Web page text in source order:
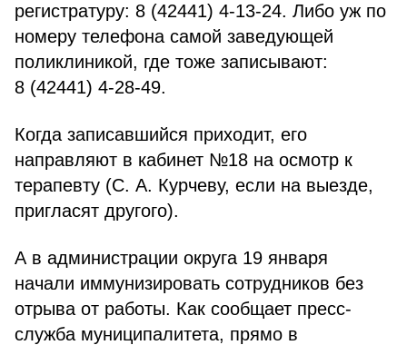
регистратуру: 8 (42441) 4-13-24. Либо уж по
номеру телефона самой заведующей
поликлиникой, где тоже записывают:
8 (42441) 4-28-49.
Когда записавшийся приходит, его
направляют в кабинет №18 на осмотр к
терапевту (С. А. Курчеву, если на выезде,
пригласят другого).
А в администрации округа 19 января
начали иммунизировать сотрудников без
отрыва от работы. Как сообщает пресс-
служба муниципалитета, прямо в